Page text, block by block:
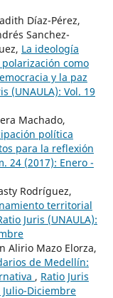
Díaz-Pérez,
Sanchez-
La ideología
como
y la paz
(UNAULA): Vol. 19
Machado,
política
para la reflexión
24 (2017): Enero -
Rodríguez,
territorial
Juris (UNAULA):
Alirio Mazo Elorza,
de Medellín:
, Ratio Juris
Julio-Diciembre